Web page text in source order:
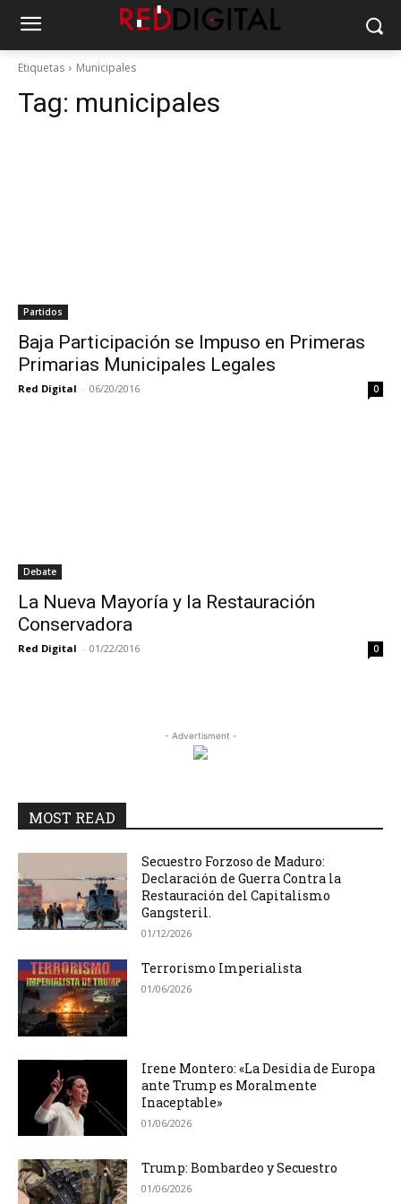
Etiquetas Municipales
Tag: municipales
Partidos
Baja Participación se Impuso en Primeras
Primarias Municipales Legales
Red Digital - 06/20/2016 0
Debate
La Nueva Mayoría y la Restauración
Conservadora
Red Digital - 01/22/2016 0
- Advertisment -
MOST READ
Secuestro Forzoso de Maduro:
Declaración de Guerra Contra la
Restauración del Capitalismo
Gangsteril.
01/12/2026
Terrorismo Imperialista
01/06/2026
Irene Montero: «La Desidia de Europa
ante Trump es Moralmente
Inaceptable»
01/06/2026
Trump: Bombardeo y Secuestro
01/06/2026